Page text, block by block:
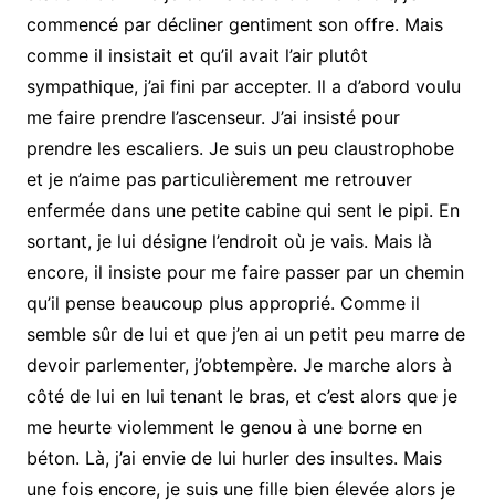
commencé par décliner gentiment son offre. Mais
comme il insistait et qu’il avait l’air plutôt
sympathique, j’ai fini par accepter. Il a d’abord voulu
me faire prendre l’ascenseur. J’ai insisté pour
prendre les escaliers. Je suis un peu claustrophobe
et je n’aime pas particulièrement me retrouver
enfermée dans une petite cabine qui sent le pipi. En
sortant, je lui désigne l’endroit où je vais. Mais là
encore, il insiste pour me faire passer par un chemin
qu’il pense beaucoup plus approprié. Comme il
semble sûr de lui et que j’en ai un petit peu marre de
devoir parlementer, j’obtempère. Je marche alors à
côté de lui en lui tenant le bras, et c’est alors que je
me heurte violemment le genou à une borne en
béton. Là, j’ai envie de lui hurler des insultes. Mais
une fois encore, je suis une fille bien élevée alors je